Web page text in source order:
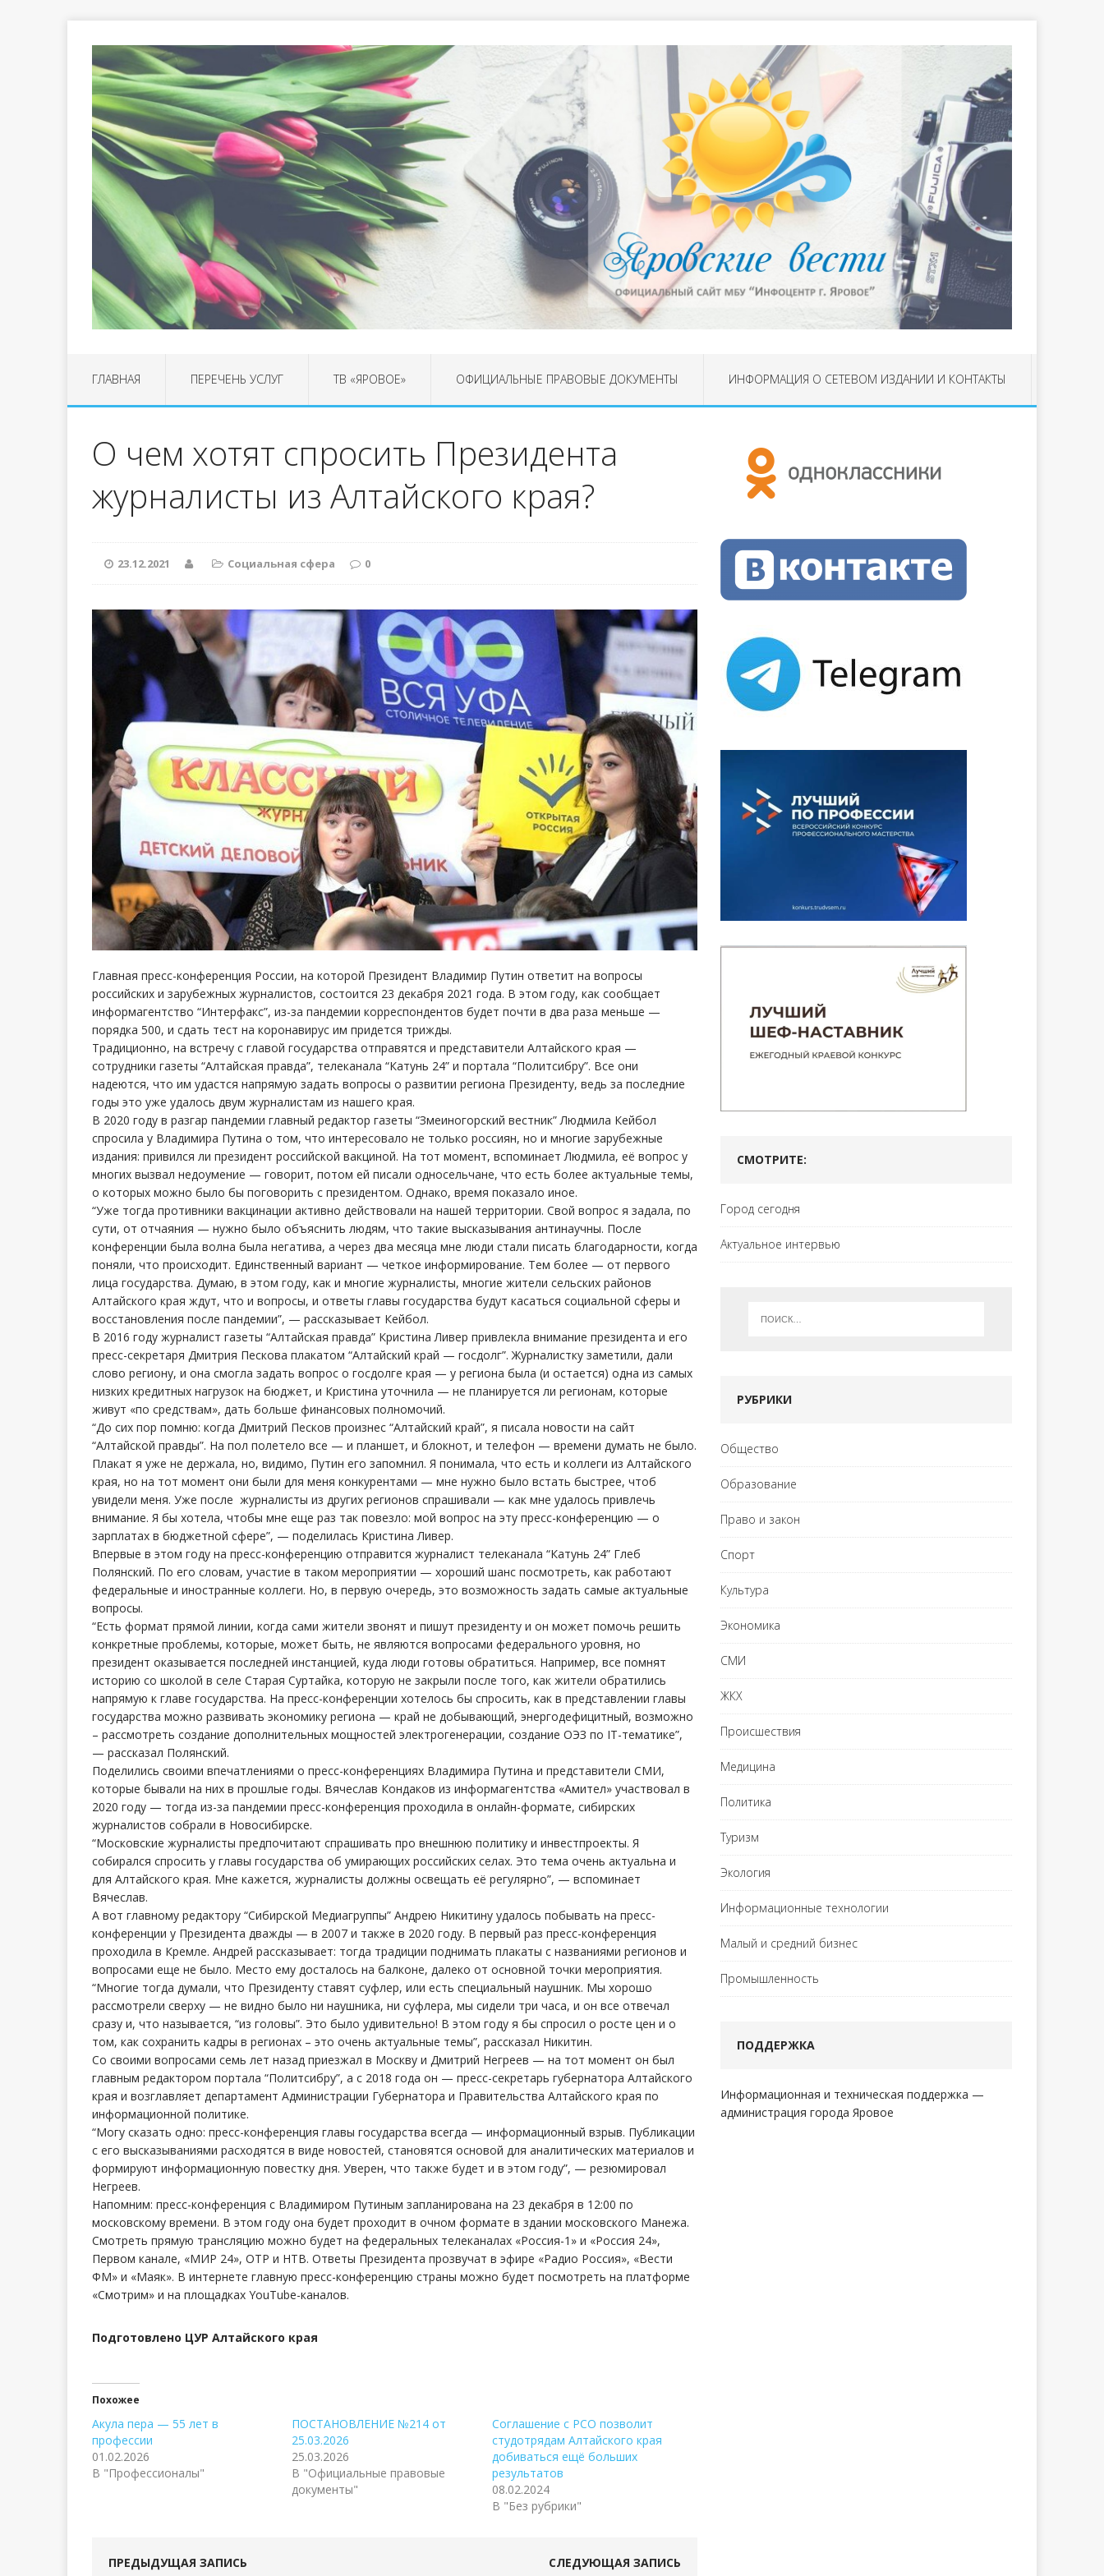
ГЛАВНАЯ ПЕРЕЧЕНЬ УСЛУГ ТВ «ЯРОВОЕ» ОФИЦИАЛЬНЫЕ ПРАВОВЫЕ ДОКУМЕНТЫ ИНФОРМАЦИЯ О СЕТЕВОМ ИЗДАНИИ И КОНТАКТЫ
О чем хотят спросить Президента
журналисты из Алтайского края?
23.12.2021 Социальная сфера 0
Главная пресс-конференция России, на которой Президент Владимир Путин ответит на вопросы
российских и зарубежных журналистов, состоится 23 декабря 2021 года. В этом году, как сообщает
информагентство “Интерфакс”, из-за пандемии корреспондентов будет почти в два раза меньше —
порядка 500, и сдать тест на коронавирус им придется трижды.
Традиционно, на встречу с главой государства отправятся и представители Алтайского края —
сотрудники газеты “Алтайская правда”, телеканала “Катунь 24” и портала “Политсибру”. Все они
надеются, что им удастся напрямую задать вопросы о развитии региона Президенту, ведь за последние
годы это уже удалось двум журналистам из нашего края.
В 2020 году в разгар пандемии главный редактор газеты “Змеиногорский вестник” Людмила Кейбол
спросила у Владимира Путина о том, что интересовало не только россиян, но и многие зарубежные
издания: привился ли президент российской вакциной. На тот момент, вспоминает Людмила, её вопрос у
многих вызвал недоумение — говорит, потом ей писали односельчане, что есть более актуальные темы,
о которых можно было бы поговорить с президентом. Однако, время показало иное.
“Уже тогда противники вакцинации активно действовали на нашей территории. Свой вопрос я задала, по
сути, от отчаяния — нужно было объяснить людям, что такие высказывания антинаучны. После
конференции была волна была негатива, а через два месяца мне люди стали писать благодарности, когда
поняли, что происходит. Единственный вариант — четкое информирование. Тем более — от первого
лица государства. Думаю, в этом году, как и многие журналисты, многие жители сельских районов
Алтайского края ждут, что и вопросы, и ответы главы государства будут касаться социальной сферы и
восстановления после пандемии”, — рассказывает Кейбол.
В 2016 году журналист газеты “Алтайская правда” Кристина Ливер привлекла внимание президента и его
пресс-секретаря Дмитрия Пескова плакатом “Алтайский край — госдолг”. Журналистку заметили, дали
слово региону, и она смогла задать вопрос о госдолге края — у региона была (и остается) одна из самых
низких кредитных нагрузок на бюджет, и Кристина уточнила — не планируется ли регионам, которые
живут «по средствам», дать больше финансовых полномочий.
“До сих пор помню: когда Дмитрий Песков произнес “Алтайский край”, я писала новости на сайт
“Алтайской правды”. На пол полетело все — и планшет, и блокнот, и телефон — времени думать не было.
Плакат я уже не держала, но, видимо, Путин его запомнил. Я понимала, что есть и коллеги из Алтайского
края, но на тот момент они были для меня конкурентами — мне нужно было встать быстрее, чтоб
увидели меня. Уже после журналисты из других регионов спрашивали — как мне удалось привлечь
внимание. Я бы хотела, чтобы мне еще раз так повезло: мой вопрос на эту пресс-конференцию — о
зарплатах в бюджетной сфере”, — поделилась Кристина Ливер.
Впервые в этом году на пресс-конференцию отправится журналист телеканала “Катунь 24” Глеб
Полянский. По его словам, участие в таком мероприятии — хороший шанс посмотреть, как работают
федеральные и иностранные коллеги. Но, в первую очередь, это возможность задать самые актуальные
вопросы.
“Есть формат прямой линии, когда сами жители звонят и пишут президенту и он может помочь решить
конкретные проблемы, которые, может быть, не являются вопросами федерального уровня, но
президент оказывается последней инстанцией, куда люди готовы обратиться. Например, все помнят
историю со школой в селе Старая Суртайка, которую не закрыли после того, как жители обратились
напрямую к главе государства. На пресс-конференции хотелось бы спросить, как в представлении главы
государства можно развивать экономику региона — край не добывающий, энергодефицитный, возможно
– рассмотреть создание дополнительных мощностей электрогенерации, создание ОЭЗ по IT-тематике”,
— рассказал Полянский.
Поделились своими впечатлениями о пресс-конференциях Владимира Путина и представители СМИ,
которые бывали на них в прошлые годы. Вячеслав Кондаков из информагентства «Амител» участвовал в
2020 году — тогда из-за пандемии пресс-конференция проходила в онлайн-формате, сибирских
журналистов собрали в Новосибирске.
“Московские журналисты предпочитают спрашивать про внешнюю политику и инвестпроекты. Я
собирался спросить у главы государства об умирающих российских селах. Это тема очень актуальна и
для Алтайского края. Мне кажется, журналисты должны освещать её регулярно”, — вспоминает
Вячеслав.
А вот главному редактору “Сибирской Медиагруппы” Андрею Никитину удалось побывать на пресс-
конференции у Президента дважды — в 2007 и также в 2020 году. В первый раз пресс-конференция
проходила в Кремле. Андрей рассказывает: тогда традиции поднимать плакаты с названиями регионов и
вопросами еще не было. Место ему досталось на балконе, далеко от основной точки мероприятия.
“Многие тогда думали, что Президенту ставят суфлер, или есть специальный наушник. Мы хорошо
рассмотрели сверху — не видно было ни наушника, ни суфлера, мы сидели три часа, и он все отвечал
сразу и, что называется, “из головы”. Это было удивительно! В этом году я бы спросил о росте цен и о
том, как сохранить кадры в регионах – это очень актуальные темы”, рассказал Никитин.
Со своими вопросами семь лет назад приезжал в Москву и Дмитрий Негреев — на тот момент он был
главным редактором портала “Политсибру”, а с 2018 года он — пресс-секретарь губернатора Алтайского
края и возглавляет департамент Администрации Губернатора и Правительства Алтайского края по
информационной политике.
“Могу сказать одно: пресс-конференция главы государства всегда — информационный взрыв. Публикации
с его высказываниями расходятся в виде новостей, становятся основой для аналитических материалов и
формируют информационную повестку дня. Уверен, что также будет и в этом году”, — резюмировал
Негреев.
Напомним: пресс-конференция с Владимиром Путиным запланирована на 23 декабря в 12:00 по
московскому времени. В этом году она будет проходит в очном формате в здании московского Манежа.
Смотреть прямую трансляцию можно будет на федеральных телеканалах «Россия-1» и «Россия 24»,
Первом канале, «МИР 24», ОТР и НТВ. Ответы Президента прозвучат в эфире «Радио Россия», «Вести
ФМ» и «Маяк». В интернете главную пресс-конференцию страны можно будет посмотреть на платформе
«Смотрим» и на площадках YouTube-каналов.
Подготовлено ЦУР Алтайского края
Похожее
Акула пера — 55 лет в
профессии
01.02.2026
В "Профессионалы"
ПОСТАНОВЛЕНИЕ №214 от
25.03.2026
25.03.2026
В "Официальные правовые
документы"
Соглашение с РСО позволит
студотрядам Алтайского края
добиваться ещё больших
результатов
08.02.2024
В "Без рубрики"
ПРЕДЫДУЩАЯ ЗАПИСЬ СЛЕДУЮЩАЯ ЗАПИСЬ
СМОТРИТЕ:
Город сегодня
Актуальное интервью
РУБРИКИ
Общество
Образование
Право и закон
Спорт
Культура
Экономика
СМИ
ЖКХ
Происшествия
Медицина
Политика
Туризм
Экология
Информационные технологии
Малый и средний бизнес
Промышленность
ПОДДЕРЖКА
Информационная и техническая поддержка —
администрация города Яровое